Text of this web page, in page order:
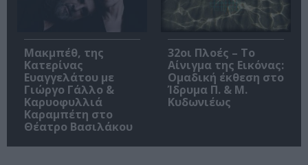
Μακμπέθ, της
Κατερίνας
Ευαγγελάτου με
Γιώργο Γάλλο &
Καρυοφυλλιά
Καραμπέτη στο
Θέατρο Βασιλάκου
32οι Πλοές – Το
Αίνιγμα της Εικόνας:
Ομαδική έκθεση στο
Ίδρυμα Π. & Μ.
Κυδωνιέως